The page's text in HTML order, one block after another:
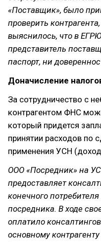
«Поставщик», было
проверить
выяснилось, что в
представитель
паспорт, ни
Доначисление
За сотрудничество с
контрагентом ФНС
который придется
принятии расходов по
применения УСН
ООО «Посредник» на
предоставляет
конечного
посредника. В ходе
оплатило
основному